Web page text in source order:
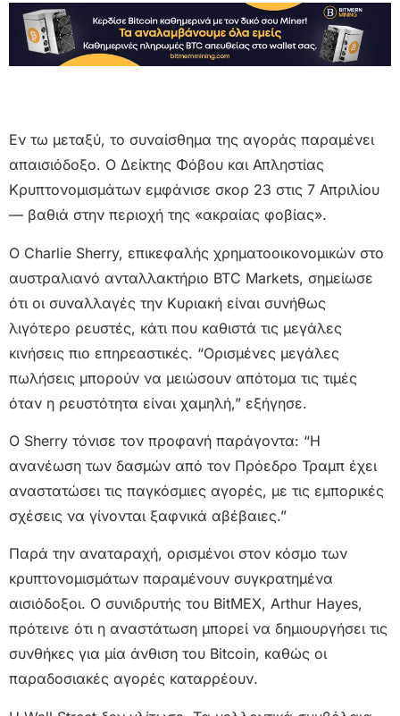
Εν τω μεταξύ, το συναίσθημα της αγοράς παραμένει
απαισιόδοξο. Ο Δείκτης Φόβου και Απληστίας
Κρυπτονομισμάτων εμφάνισε σκορ 23 στις 7 Απριλίου
— βαθιά στην περιοχή της «ακραίας φοβίας».
Ο Charlie Sherry, επικεφαλής χρηματοοικονομικών στο
αυστραλιανό ανταλλακτήριο BTC Markets, σημείωσε
ότι οι συναλλαγές την Κυριακή είναι συνήθως
λιγότερο ρευστές, κάτι που καθιστά τις μεγάλες
κινήσεις πιο επηρεαστικές. “Ορισμένες μεγάλες
πωλήσεις μπορούν να μειώσουν απότομα τις τιμές
όταν η ρευστότητα είναι χαμηλή,” εξήγησε.
Ο Sherry τόνισε τον προφανή παράγοντα: “Η
ανανέωση των δασμών από τον Πρόεδρο Τραμπ έχει
αναστατώσει τις παγκόσμιες αγορές, με τις εμπορικές
σχέσεις να γίνονται ξαφνικά αβέβαιες.”
Παρά την αναταραχή, ορισμένοι στον κόσμο των
κρυπτονομισμάτων παραμένουν συγκρατημένα
αισιόδοξοι. Ο συνιδρυτής του BitMEX, Arthur Hayes,
πρότεινε ότι η αναστάτωση μπορεί να δημιουργήσει τις
συνθήκες για μία άνθιση του Bitcoin, καθώς οι
παραδοσιακές αγορές καταρρέουν.